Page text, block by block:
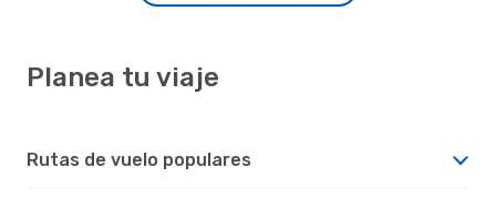
Planea tu viaje
Rutas de vuelo populares